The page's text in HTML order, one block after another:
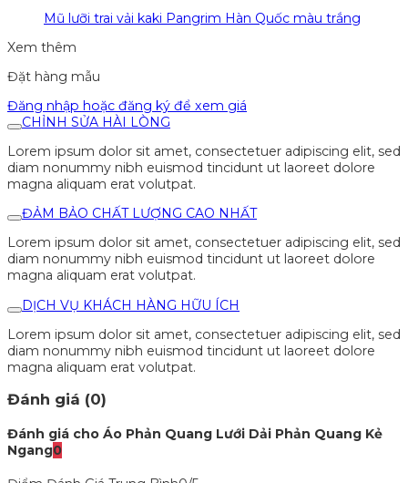
Mũ lưỡi trai vải kaki Pangrim Hàn Quốc màu trắng
Xem thêm
Đặt hàng mẫu
Đăng nhập hoặc đăng ký để xem giá
CHỈNH SỬA HÀI LÒNG
Lorem ipsum dolor sit amet, consectetuer adipiscing elit, sed
diam nonummy nibh euismod tincidunt ut laoreet dolore
magna aliquam erat volutpat.
ĐẢM BẢO CHẤT LƯỢNG CAO NHẤT
Lorem ipsum dolor sit amet, consectetuer adipiscing elit, sed
diam nonummy nibh euismod tincidunt ut laoreet dolore
magna aliquam erat volutpat.
DỊCH VỤ KHÁCH HÀNG HỮU ÍCH
Lorem ipsum dolor sit amet, consectetuer adipiscing elit, sed
diam nonummy nibh euismod tincidunt ut laoreet dolore
magna aliquam erat volutpat.
Đánh giá (0)
Đánh giá cho Áo Phản Quang Lưới Dải Phản Quang Kẻ
Ngang0